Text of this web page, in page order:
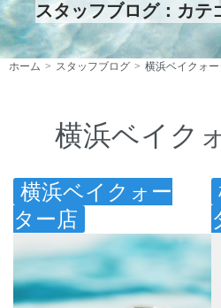
スタッフブログ：カテ
ホーム スタッフブログ 横浜ベイクォ
横浜ベイク
横浜ベイクォー
ター店